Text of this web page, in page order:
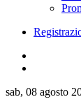
sab, 08 agosto